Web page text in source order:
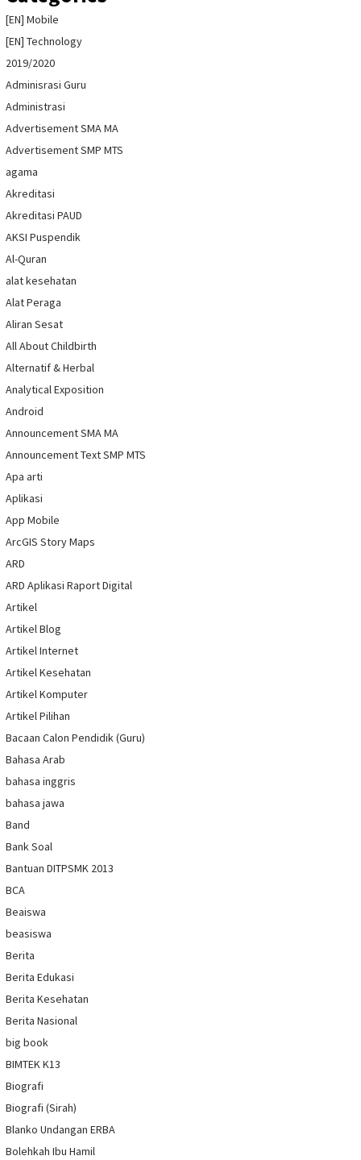
[EN] Mobile
[EN] Technology
2019/2020
Adminisrasi Guru
Administrasi
Advertisement SMA MA
Advertisement SMP MTS
agama
Akreditasi
Akreditasi PAUD
AKSI Puspendik
Al-Quran
alat kesehatan
Alat Peraga
Aliran Sesat
All About Childbirth
Alternatif & Herbal
Analytical Exposition
Android
Announcement SMA MA
Announcement Text SMP MTS
Apa arti
Aplikasi
App Mobile
ArcGIS Story Maps
ARD
ARD Aplikasi Raport Digital
Artikel
Artikel Blog
Artikel Internet
Artikel Kesehatan
Artikel Komputer
Artikel Pilihan
Bacaan Calon Pendidik (Guru)
Bahasa Arab
bahasa inggris
bahasa jawa
Band
Bank Soal
Bantuan DITPSMK 2013
BCA
Beaiswa
beasiswa
Berita
Berita Edukasi
Berita Kesehatan
Berita Nasional
big book
BIMTEK K13
Biografi
Biografi (Sirah)
Blanko Undangan ERBA
Bolehkah Ibu Hamil